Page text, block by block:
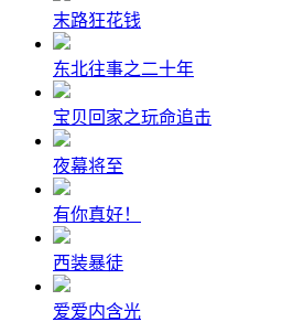
末路狂花钱
东北往事之二十年
宝贝回家之玩命追击
夜幕将至
有你真好！
西装暴徒
爱爱内含光